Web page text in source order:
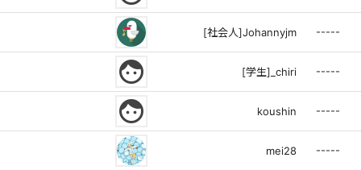
[社会人]Johannyjm -----
face [学生]_chiri -----
face koushin -----
mei28 -----